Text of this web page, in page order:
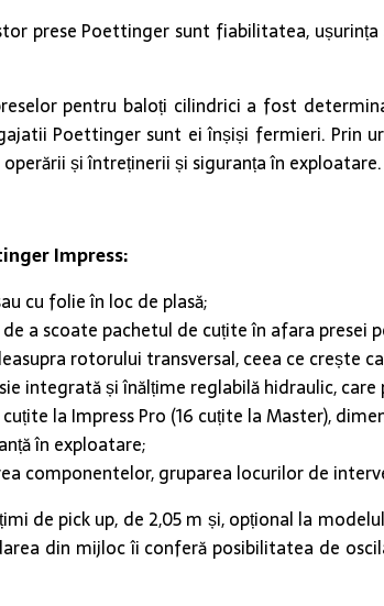
prese Poettinger sunt fiabilitatea,
pentru baloți cilindrici a fost
Poettinger sunt ei înșiși fermieri. Prin
și întreținerii și siguranța în
Impress:
cu folie în loc de plasă;
a scoate pachetul de cuțite în afara presei
rotorului transversal, ceea ce crește
integrată și înălțime reglabilă hidraulic,
cuțite la Impress Pro (16 cuțite la Master),
în exploatare;
componentelor, gruparea locurilor de
de pick up, de 2,05 m și, opțional la
din mijloc îi conferă posibilitatea de